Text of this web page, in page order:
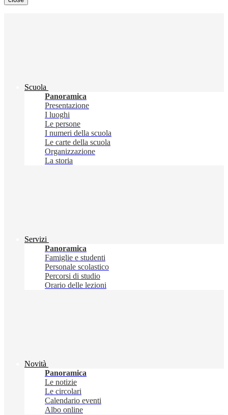
Scuola
Panoramica
Presentazione
I luoghi
Le persone
I numeri della scuola
Le carte della scuola
Organizzazione
La storia
Servizi
Panoramica
Famiglie e studenti
Personale scolastico
Percorsi di studio
Orario delle lezioni
Novità
Panoramica
Le notizie
Le circolari
Calendario eventi
Albo online